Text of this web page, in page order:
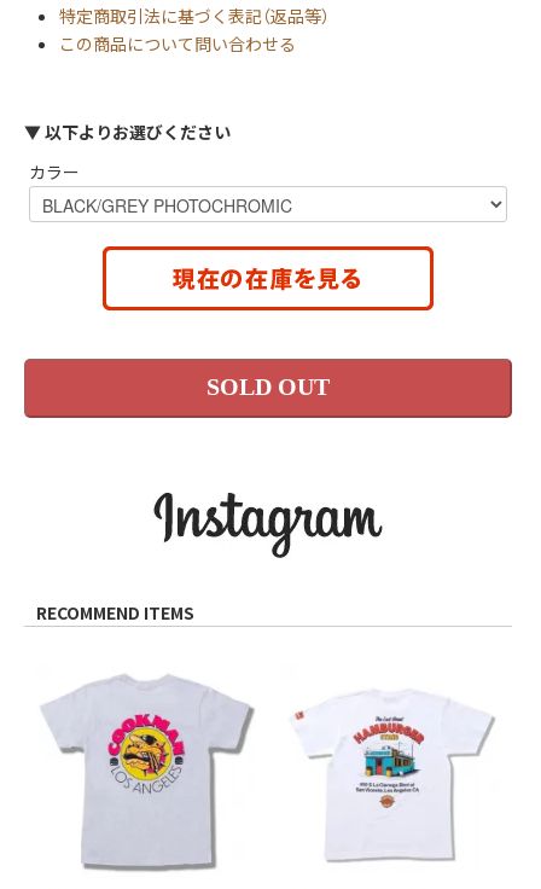
特定商取引法に基づく表記（返品等）
この商品について問い合わせる
▼ 以下よりお選びください
カラー
SOLD OUT
RECOMMEND ITEMS